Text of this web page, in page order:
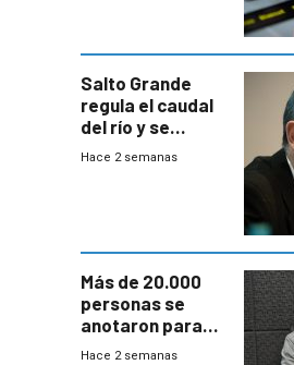
Salto Grande
regula el caudal
del río y se
prepara para un
Hace 2 semanas
Más de 20.000
personas se
anotaron para
las pruebas
Hace 2 semanas